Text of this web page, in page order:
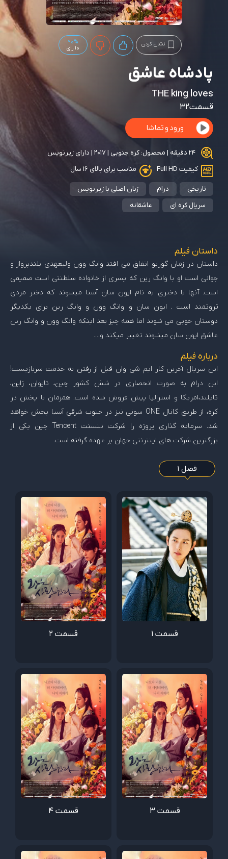
نشان کردن
90%
10 رای
پادشاه عاشق
THE king loves
قسمت32
ورود و تماشا
24 دقیقه | محصول: کره جنوبی | 2017 | دارای زیرنویس
کیفیت Full HD
مناسب برای بالای ۱۶ سال
تاریخی درام
زبان اصلی با زیرنویس
سریال کره ای
عاشقانه
داستان فیلم
داستان در زمان گوریو اتفاق می افتد وانگ وون ولیعهدی بلندپرواز و
جوانی است او با وانگ رین که پسری از خانواده سلطنتی است صمیمی
است. آنها با دختری به نام ایون سان آشنا میشوند که دختر مردی
ثروتمند است . ایون سان و وانگ وون و وانگ رین برای یکدیگر
دوستان خوبی می شوند اما همه چیز بعد اینکه وانگ وون و وانگ رین
عاشق ایون سان میشوند تغییر میکند و....
درباره فیلم
این سریال آخرین کار ایم شی وان قبل از رفتن به خدمت سربازیست!
این درام به صورت انحصاری در شش کشور چین، تایوان، ژاپن،
تایلند،امریکا و استرالیا پیش فروش شده است. همزمان با پخش در
کره، از طریق کانال ONE سونی نیز در جنوب شرقی آسیا پخش خواهد
شد. سرمایه گذاری پروژه را شرکت تنسنت Tencent چین یکی از
بزرگترین شرکت های اینترنتی جهان بر عهده گرفته است.
فصل 1
قسمت 1 قسمت 2
قسمت 3 قسمت 4